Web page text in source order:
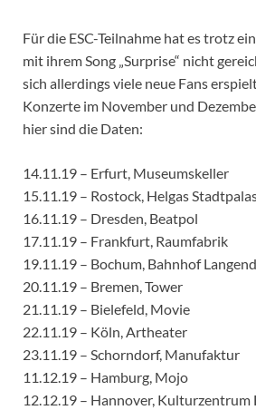
Für die ESC-Teilnahme hat es trotz
mit ihrem Song „Surprise“ nicht
sich allerdings viele neue Fans
Konzerte im November und
hier sind die Daten:
14.11.19 – Erfurt, Museumskeller
15.11.19 – Rostock, Helgas
16.11.19 – Dresden, Beatpol
17.11.19 – Frankfurt, Raumfabrik
19.11.19 – Bochum, Bahnhof
20.11.19 – Bremen, Tower
21.11.19 – Bielefeld, Movie
22.11.19 – Köln, Artheater
23.11.19 – Schorndorf, Manufaktur
11.12.19 – Hamburg, Mojo
12.12.19 – Hannover,